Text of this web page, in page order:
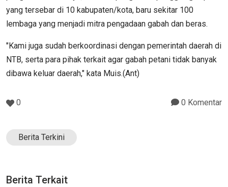
yang tersebar di 10 kabupaten/kota, baru sekitar 100
lembaga yang menjadi mitra pengadaan gabah dan beras.
"Kami juga sudah berkoordinasi dengan pemerintah daerah di
NTB, serta para pihak terkait agar gabah petani tidak banyak
dibawa keluar daerah," kata Muis.(Ant)
0 0 Komentar
Berita Terkini
Berita Terkait